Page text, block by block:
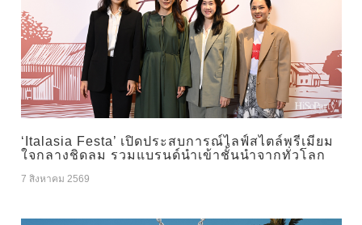
‘Italasia Festa’ เปิดประสบการณ์ไลฟ์สไตล์พรีเมียม
ใจกลางชิดลม รวมแบรนด์นำเข้าชั้นนำจากทั่วโลก
7 สิงหาคม 2569